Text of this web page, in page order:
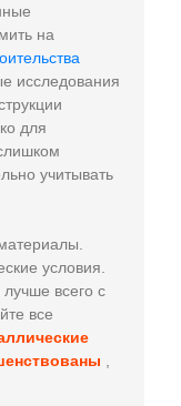
на
исследования
для
учитывать
условия.
всего с
все